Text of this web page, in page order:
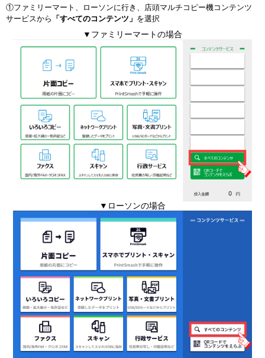
①ファミリーマート、ローソンに行き、店頭マルチコピー機コンテンツ
サービスから 「すべてのコンテンツ」 を選択
▼ファミリーマートの場合
▼ローソンの場合